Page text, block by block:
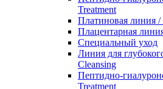
Treatment
Платиновая линия /
Плацентарная
Специальный уход
Линия для
Cleansing
Пептидно-
Treatment